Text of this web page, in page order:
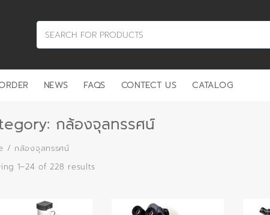
NEWS FAQS CONTECT US CATALOG
กล้องจุลทรรศน์
/ กล้องจุลทรรศน์
1–24 of 228 results